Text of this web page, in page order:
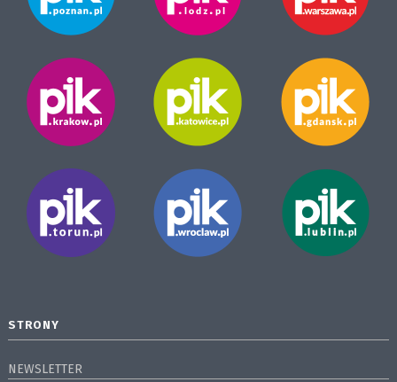
STRONY
NEWSLETTER